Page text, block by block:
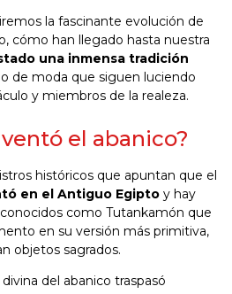
la fascinante evolución de
cómo han llegado hasta nuestra
una inmensa tradición
de moda que siguen luciendo
y miembros de la realeza.
el abanico?
históricos que apuntan que el
en el Antiguo Egipto y hay
como Tutankamón que
en su versión más primitiva,
objetos sagrados.
del abanico traspasó